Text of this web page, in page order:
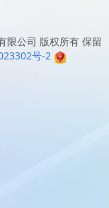
限公司 版权所有 保留
号-2